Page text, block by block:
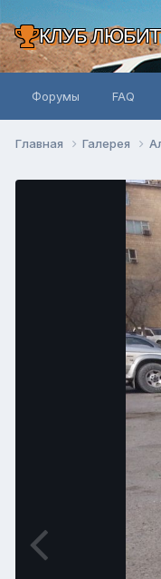
КЛУБ
Форумы FAQ
Главная Галерея